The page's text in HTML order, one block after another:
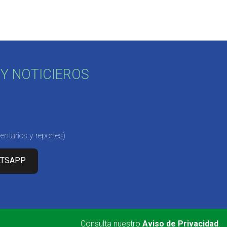
NOTICIEROS
y reportes)
Consulta nuestro Aviso de Privacidad.